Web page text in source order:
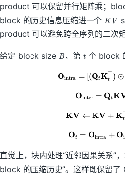
product 可以保留并行矩阵乘；
block 的历史信息压缩进一个 K
KV
product 可以避免跨全序列的二次矩
给定 block size B
B，第 t
t个 block
Ointra = [(QtKt
⊤ ) ⊙
Ointer = Qt
KV ← KV + Kt
Ot = Ointra + O
直觉上，块内处理“近邻因果关系”
block 的压缩历史”。这样既保留了